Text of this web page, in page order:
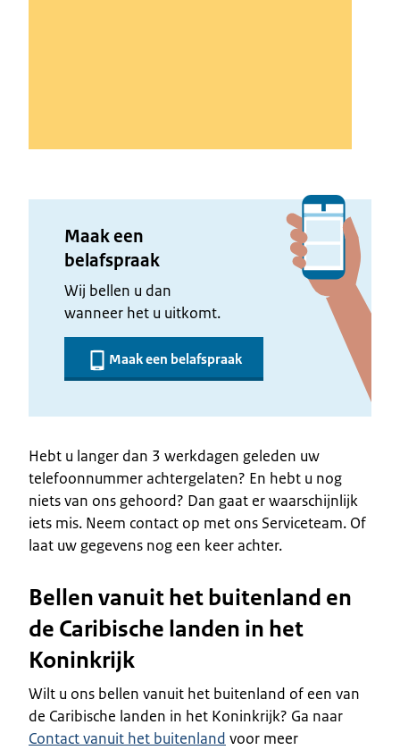
Maak een
belafspraak
Wij bellen u dan
wanneer het u uitkomt.
Maak een belafspraak
Hebt u langer dan 3 werkdagen geleden uw
telefoonnummer achtergelaten? En hebt u nog
niets van ons gehoord? Dan gaat er waarschijnlijk
iets mis. Neem contact op met ons Serviceteam. Of
laat uw gegevens nog een keer achter.
Bellen vanuit het buitenland en
de Caribische landen in het
Koninkrijk
Wilt u ons bellen vanuit het buitenland of een van
de Caribische landen in het Koninkrijk? Ga naar
Contact vanuit het buitenland voor meer